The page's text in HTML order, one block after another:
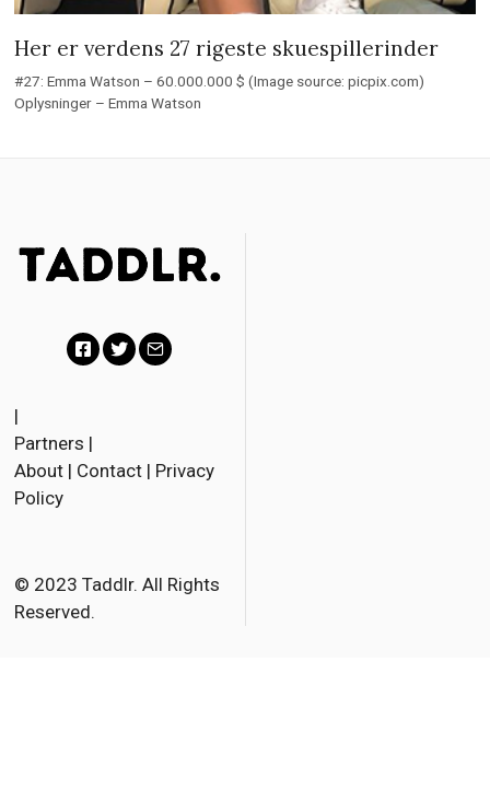
Her er verdens 27 rigeste skuespillerinder
#27: Emma Watson – 60.000.000 $ (Image source: picpix.com)
Oplysninger – Emma Watson
c
e
o
k
t
r
i
|
Partners |
About | Contact | Privacy
Policy
© 2023 Taddlr. All Rights
Reserved.